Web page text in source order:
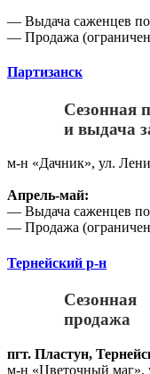
— Выдача саженцев по
— Продажа
Партизанск
Сезонная
и выдача
м-н «Дачник», ул.
Апрель-май:
— Выдача саженцев по
— Продажа
Тернейский р-н
Сезонная
продажа
пгт. Пластун,
м-н «Цветочный маг»,